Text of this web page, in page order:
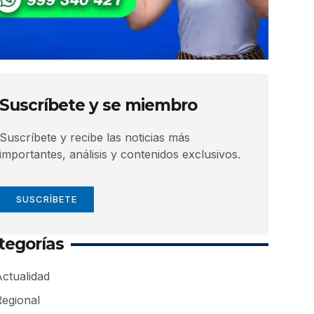
Suscríbete y se miembro
Suscríbete y recibe las noticias más
importantes, análisis y contenidos exclusivos.
SUSCRÍBETE